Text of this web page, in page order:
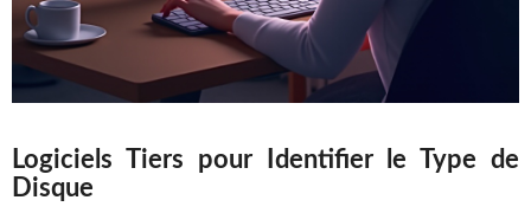
Logiciels Tiers pour Identifier le Type de
Disque